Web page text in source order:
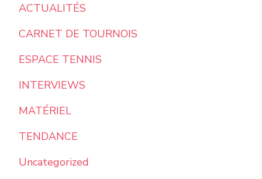
ACTUALITÉS
CARNET DE TOURNOIS
ESPACE TENNIS
INTERVIEWS
MATÉRIEL
TENDANCE
Uncategorized